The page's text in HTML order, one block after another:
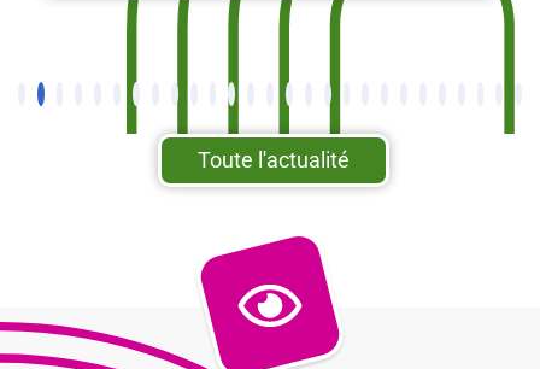
Toute l'actualité